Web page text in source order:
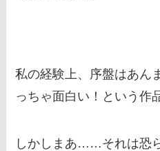
私の経験上、序盤はあん
っちゃ面白い！という作
しかしまあ……それは恐